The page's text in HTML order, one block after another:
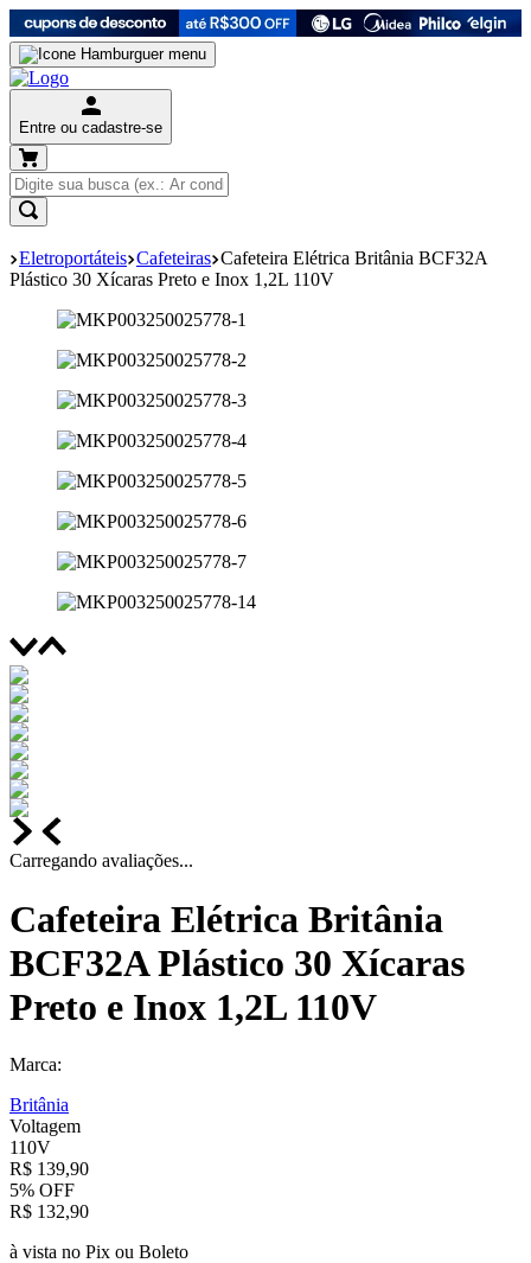
Entre ou cadastre-se
Eletroportáteis Cafeteiras Cafeteira Elétrica Britânia BCF32A
Plástico 30 Xícaras Preto e Inox 1,2L 110V
Carregando avaliações...
Cafeteira Elétrica Britânia
BCF32A Plástico 30 Xícaras
Preto e Inox 1,2L 110V
Marca:
Britânia
Voltagem
110V
R$ 139,90
5% OFF
R$ 132,90
à vista no Pix ou Boleto